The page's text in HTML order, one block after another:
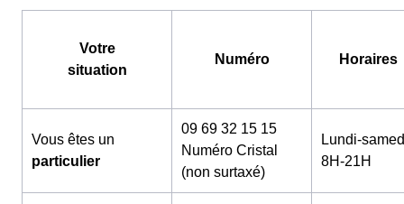
Votre
situation
Numéro Horaires
Vous êtes un
particulier
09 69 32 15 15
Numéro Cristal
(non surtaxé)
Lundi-
8H-21H